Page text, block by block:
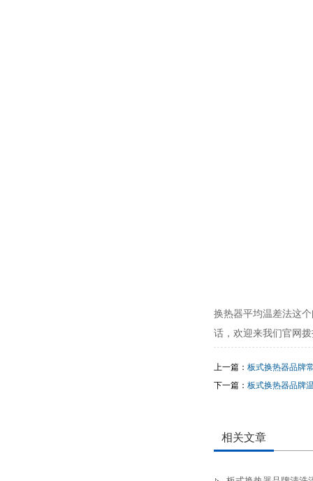
换热器平均温差法这
话，欢迎来我们官网
上一篇： 板式换热器品牌
下一篇： 板式换热器品牌
相关文章